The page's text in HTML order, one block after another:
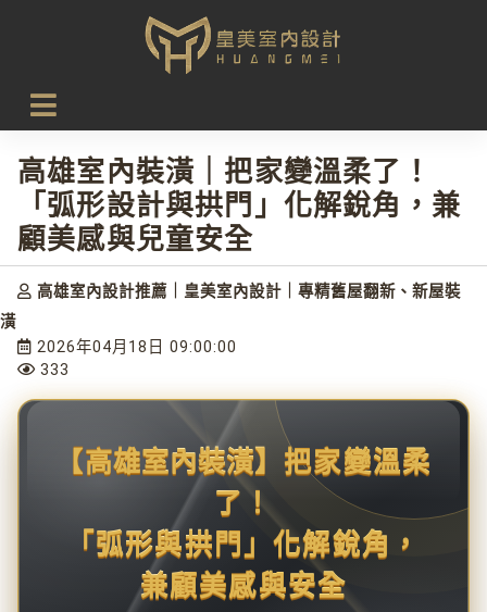
首頁
設計新知
高雄室內裝潢｜把家變溫柔了！「弧形設計與拱門」化解銳
角，兼顧美感與兒童安全
高雄室內裝潢｜把家變溫柔了！
「弧形設計與拱門」化解銳角，兼
顧美感與兒童安全
高雄室內設計推薦｜皇美室內設計｜專精舊屋翻新、新屋裝
潢
2026年04月18日 09:00:00
333
【高雄室內裝潢】把家變溫柔
了！
「弧形與拱門」化解銳角，
兼顧美感與安全